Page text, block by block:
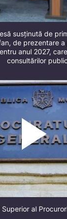
susținută de
de prezentare
anul 2027,
consultărilor
Superior al